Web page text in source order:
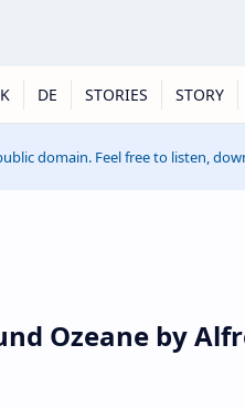
DE STORIES STORY
domain. Feel free to listen,
Ozeane by